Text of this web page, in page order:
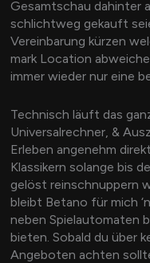
Gesamtschau dahinter
schlichtweg gekauft
Vereinbarung kürzen
mark Location
immer wieder nur eine
Technisch läuft das
Universalrechner, &
Erleben angenehm
Klassikern solange bis
gelöst reinschnuppern
bleibt Betano für mich
neben Spielautomaten
bieten. Sobald du über
Angeboten achten